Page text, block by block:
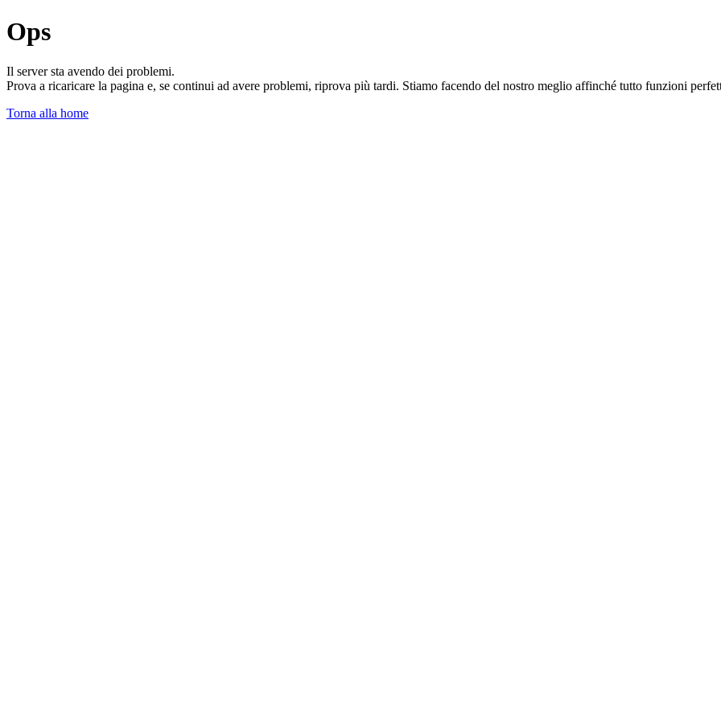
Ops
Il server sta avendo dei problemi.
Prova a ricaricare la pagina e, se continui ad avere problemi, riprova più tardi. Stiamo facendo del nostro meglio affinché tutto funzioni
Torna alla home